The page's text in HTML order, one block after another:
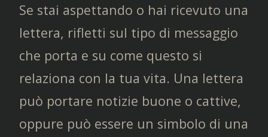
Se stai aspettando o hai ricevuto una
lettera, rifletti sul tipo di messaggio
che porta e su come questo si
relaziona con la tua vita. Una lettera
può portare notizie buone o cattive,
oppure può essere un simbolo di una